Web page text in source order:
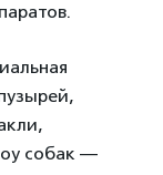
собак —